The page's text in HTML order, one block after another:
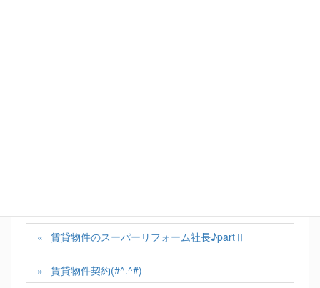
賃貸物件のスーパーリフォーム社長♪partⅡ
賃貸物件契約(#^.^#)